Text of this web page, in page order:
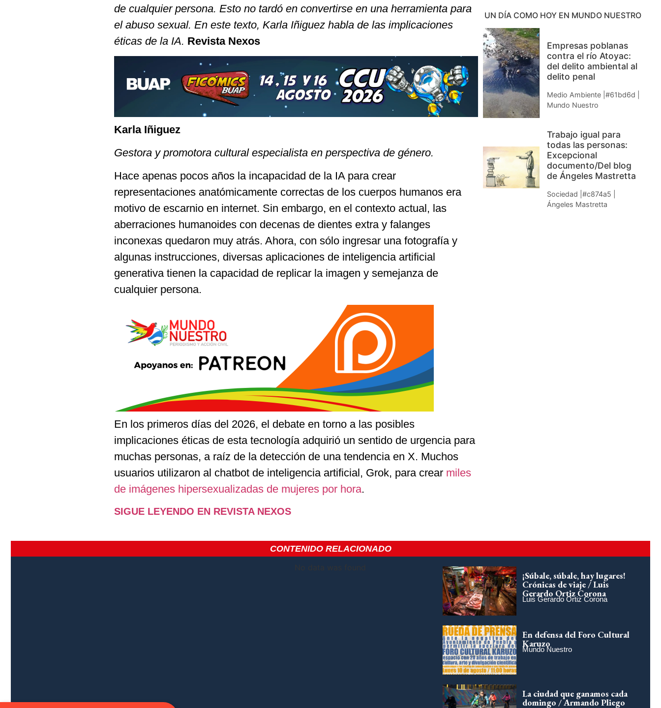
de cualquier persona. Esto no tardó en convertirse en una herramienta para
el abuso sexual. En este texto, Karla Iñiguez habla de las implicaciones
éticas de la IA. Revista Nexos
Karla Iñiguez
Gestora y promotora cultural especialista en perspectiva de género.
Hace apenas pocos años la incapacidad de la IA para crear
representaciones anatómicamente correctas de los cuerpos humanos era
motivo de escarnio en internet. Sin embargo, en el contexto actual, las
aberraciones humanoides con decenas de dientes extra y falanges
inconexas quedaron muy atrás. Ahora, con sólo ingresar una fotografía y
algunas instrucciones, diversas aplicaciones de inteligencia artificial
generativa tienen la capacidad de replicar la imagen y semejanza de
cualquier persona.
En los primeros días del 2026, el debate en torno a las posibles
implicaciones éticas de esta tecnología adquirió un sentido de urgencia para
muchas personas, a raíz de la detección de una tendencia en X. Muchos
usuarios utilizaron al chatbot de inteligencia artificial, Grok, para crear miles
de imágenes hipersexualizadas de mujeres por hora.
SIGUE LEYENDO EN REVISTA NEXOS
UN DÍA COMO HOY EN MUNDO NUESTRO
Empresas poblanas
contra el río Atoyac:
del delito ambiental al
delito penal
Medio Ambiente |#61bd6d |
Mundo Nuestro
Trabajo igual para
todas las personas:
Excepcional
documento/Del blog
de Ángeles Mastretta
Sociedad |#c874a5 |
Ángeles Mastretta
CONTENIDO RELACIONADO
No data was found
¡Súbale, súbale, hay lugares!
Crónicas de viaje / Luis
Gerardo Ortiz Corona
Luis Gerardo Ortiz Corona
En defensa del Foro Cultural
Karuzo
Mundo Nuestro
La ciudad que ganamos cada
domingo / Armando Pliego